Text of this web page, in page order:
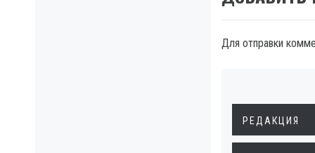
Для отправки
РЕДАКЦИЯ